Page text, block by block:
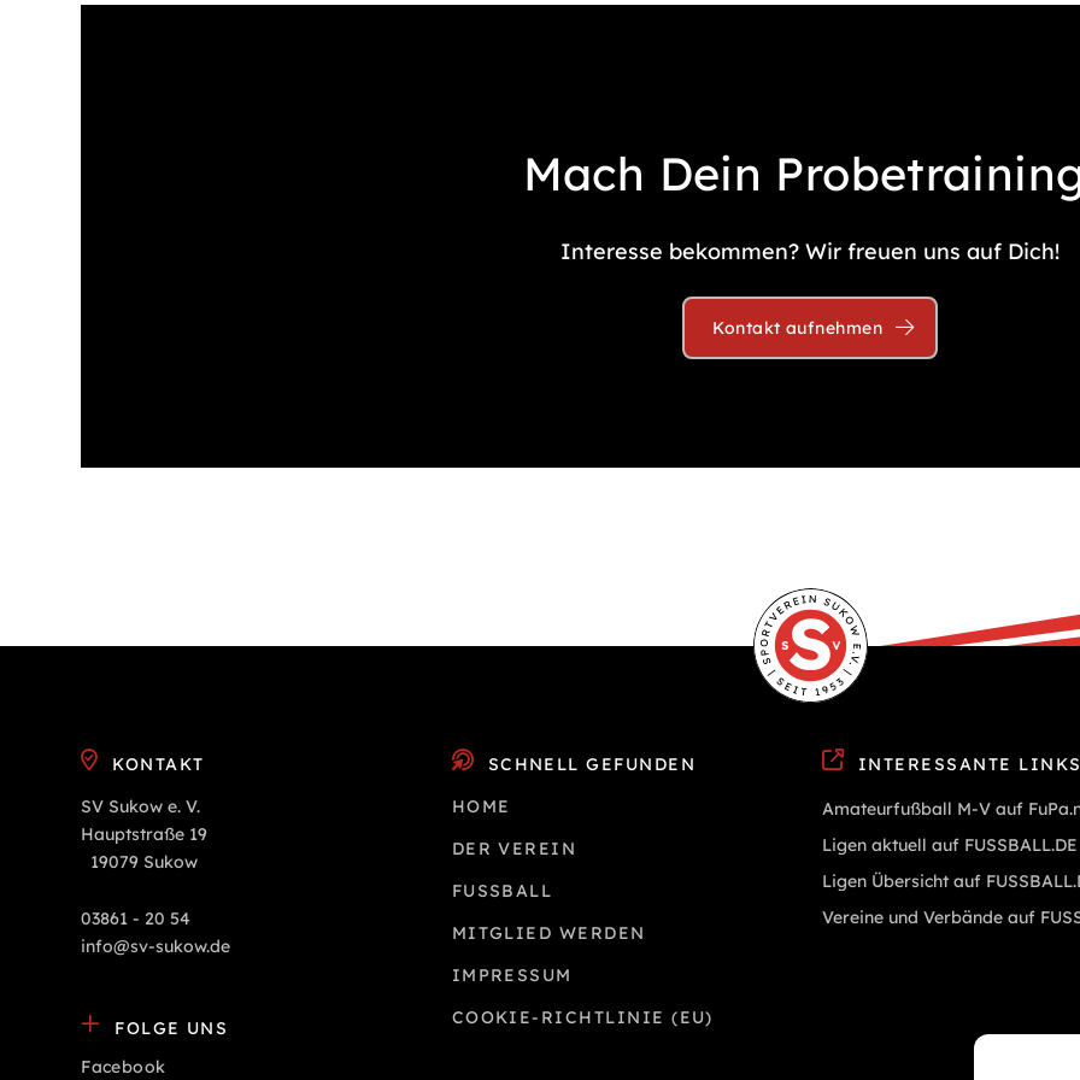
Mach Dein
Interesse bekommen? Wir freuen uns auf Dich!
Kontakt aufnehmen
KONTAKT
SV Sukow e. V.
Hauptstraße 19
19079 Sukow
03861 - 20 54
info@sv-sukow.de
FOLGE UNS
Facebook
SCHNELL GEFUNDEN
HOME
DER VEREIN
FUSSBALL
MITGLIED WERDEN
IMPRESSUM
COOKIE-RICHTLINIE (EU)
INTERESSANTE
Amateurfußball M-V auf
Ligen aktuell auf FUSSBALL.DE
Ligen Übersicht auf
Vereine und Verbände auf